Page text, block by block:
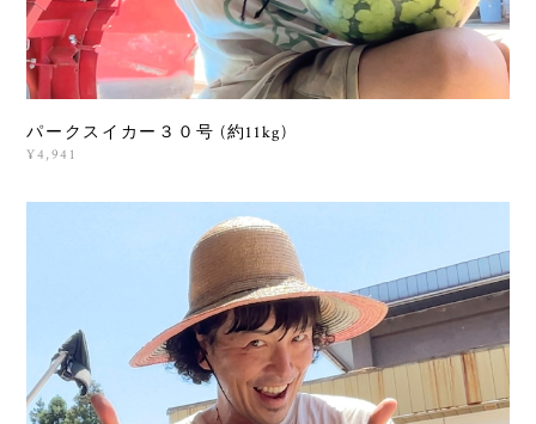
パークスイカー３０号 (約11kg)
¥4,941